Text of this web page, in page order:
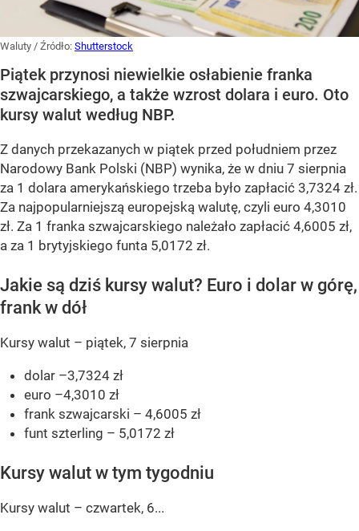
Waluty / Źródło: Shutterstock
Piątek przynosi niewielkie osłabienie franka
szwajcarskiego, a także wzrost dolara i euro. Oto
kursy walut według NBP.
Z danych przekazanych w piątek przed południem przez
Narodowy Bank Polski (NBP) wynika, że w dniu 7 sierpnia
za 1 dolara amerykańskiego trzeba było zapłacić 3,7324 zł.
Za najpopularniejszą europejską walutę, czyli euro 4,3010
zł. Za 1 franka szwajcarskiego należało zapłacić 4,6005 zł,
a za 1 brytyjskiego funta 5,0172 zł.
Jakie są dziś kursy walut? Euro i dolar w górę,
frank w dół
Kursy walut – piątek, 7 sierpnia
dolar –3,7324 zł
euro –4,3010 zł
frank szwajcarski – 4,6005 zł
funt szterling – 5,0172 zł
Kursy walut w tym tygodniu
Kursy walut – czwartek, 6...